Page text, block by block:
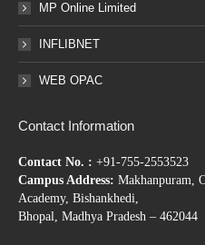
MP Online Limited
INFLIBNET
WEB OPAC
Contact Information
Contact No. : +91-755-2553523
Campus Address: Makhanpuram,
Academy, Bishankhedi,
Bhopal, Madhya Pradesh – 462044